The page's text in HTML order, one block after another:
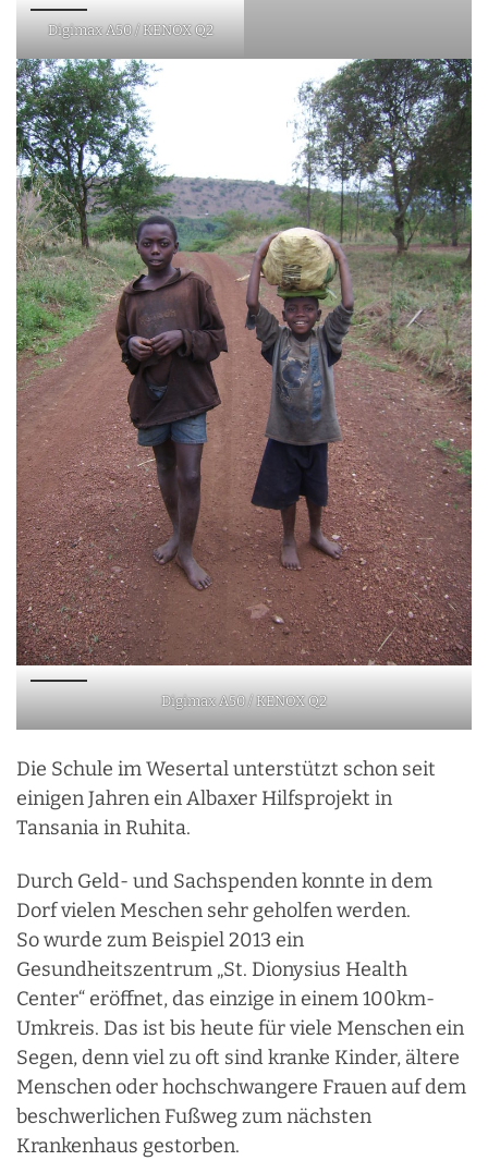
Digimax A50 / KENOX Q2
Digimax A50 / KENOX Q2
Die Schule im Wesertal unterstützt schon seit
einigen Jahren ein Albaxer Hilfsprojekt in
Tansania in Ruhita.
Durch Geld- und Sachspenden konnte in dem
Dorf vielen Meschen sehr geholfen werden.
So wurde zum Beispiel 2013 ein
Gesundheitszentrum „St. Dionysius Health
Center“ eröffnet, das einzige in einem 100km-
Umkreis. Das ist bis heute für viele Menschen ein
Segen, denn viel zu oft sind kranke Kinder, ältere
Menschen oder hochschwangere Frauen auf dem
beschwerlichen Fußweg zum nächsten
Krankenhaus gestorben.